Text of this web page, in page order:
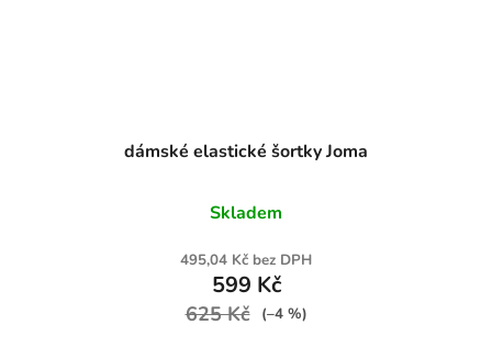
dámské elastické šortky Joma
Skladem
495,04 Kč bez DPH
599 Kč
625 Kč (–4 %)